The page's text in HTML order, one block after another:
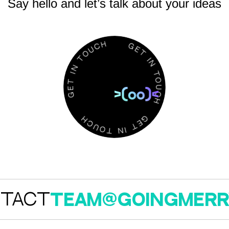
Say hello and let’s talk about your ideas
G
E
I
N
T
O
G
E
T
I
N
TO
G
E
T
I
N
T
O
H